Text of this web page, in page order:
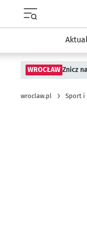
WROCŁAW Znicz
wroclaw.pl Sport i